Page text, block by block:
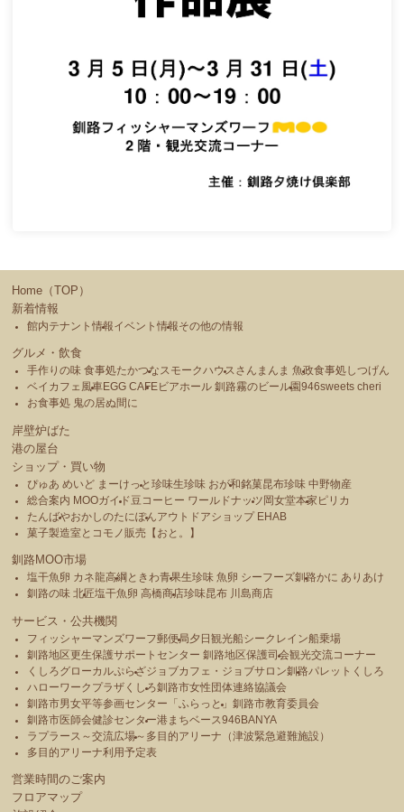
Home（TOP）
新着情報
館内テナント情報イベント情報その他の情報
グルメ・飲食
手作りの味 食事処たかつな スモークハウス さんまんま 魚政食事処しつげん
ベイカフェ風車EGG CAFE ビアホール 釧路霧のビール園946sweets cheri
お食事処 鬼の居ぬ間に
岸壁炉ばた
港の屋台
ショップ・買い物
ぴゅあ めいど まーけっと珍味生珍味 おが和銘菓昆布珍味 中野物産
総合案内 MOOガイド豆コーヒー ワールドナッツ 岡女堂本家 ピリカ
たんばやおかしのたにぽんアウトドアショップ EHAB
菓子製造室とコモノ販売【おと。】
釧路MOO市場
塩干魚卵 カネ龍高綱 ときわ青果生珍味 魚卵 シーフーズ釧路かに ありあけ
釧路の味 北匠塩干魚卵 高橋商店珍味昆布 川島商店
サービス・公共機関
フィッシャーマンズワーフ郵便局夕日観光船シークレイン船乗場
釧路地区更生保護サポートセンター 釧路地区保護司会観光交流コーナー
くしろグローカルぷらざジョブカフェ・ジョブサロン釧路パレットくしろ
ハローワークプラザくしろ釧路市女性団体連絡協議会
釧路市男女平等参画センター「ふらっと」釧路市教育委員会
釧路市医師会健診センター港まちベース946BANYA
ラプラース～交流広場～ 多目的アリーナ（津波緊急避難施設）
多目的アリーナ利用予定表
営業時間のご案内
フロアマップ